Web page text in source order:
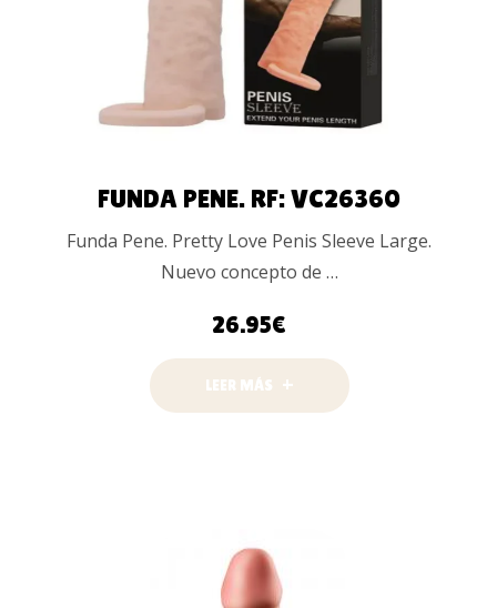
FUNDA PENE. RF: VC26360
Funda Pene. Pretty Love Penis Sleeve Large.
Nuevo concepto de …
26.95€
LEER MÁS